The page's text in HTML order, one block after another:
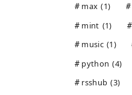
max (1)
mint (1)
music (1)
python (4)
rsshub (3)